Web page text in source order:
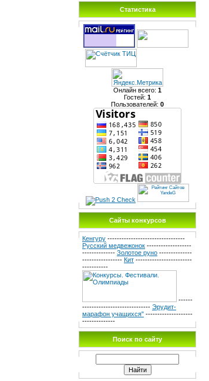
Статистика
Онлайн всего: 1
Гостей: 1
Пользователей: 0
Сайты конкурсов
Кенгуру ---------------------------------
Русский медвежонок -------------------
-------------- Золотое руно --------------
----------------- Кит ------------------------
-----------
------
----------------------------- Эрудит-
марафон учащихся" --------------------
--------------
Поиск по сайту